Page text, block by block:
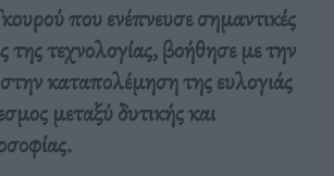
που ενέπνευσε σημαντικές
τεχνολογίας, βοήθησε με την
καταπολέμηση της ευλογιάς
μεταξύ δυτικής και